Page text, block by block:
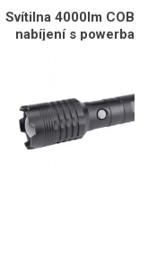
Svítilna 4000lm COB,
nabíjení s